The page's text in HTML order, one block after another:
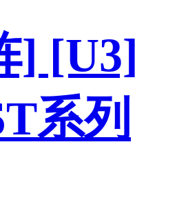
] [U3]
系列